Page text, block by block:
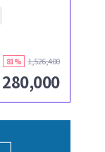
81% 1,526,400
280,000